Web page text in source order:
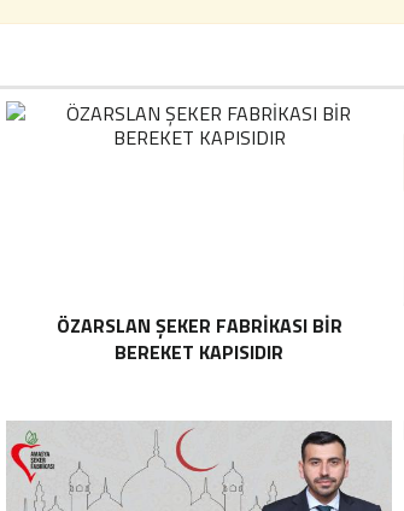
ÖZARSLAN ŞEKER FABRİKASI BİR
BEREKET KAPISIDIR